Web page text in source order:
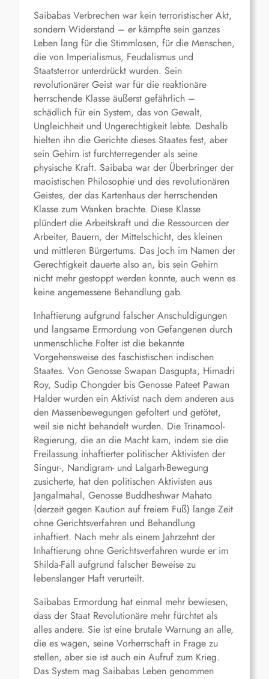
Saibabas Verbrechen war kein terroristischer Akt,
sondern Widerstand – er kämpfte sein ganzes
Leben lang für die Stimmlosen, für die Menschen,
die von Imperialismus, Feudalismus und
Staatsterror unterdrückt wurden. Sein
revolutionärer Geist war für die reaktionäre
herrschende Klasse äußerst gefährlich –
schädlich für ein System, das von Gewalt,
Ungleichheit und Ungerechtigkeit lebte. Deshalb
hielten ihn die Gerichte dieses Staates fest, aber
sein Gehirn ist furchterregender als seine
physische Kraft. Saibaba war der Überbringer der
maoistischen Philosophie und des revolutionären
Geistes, der das Kartenhaus der herrschenden
Klasse zum Wanken brachte. Diese Klasse
plündert die Arbeitskraft und die Ressourcen der
Arbeiter, Bauern, der Mittelschicht, des kleinen
und mittleren Bürgertums. Das Joch im Namen der
Gerechtigkeit dauerte also an, bis sein Gehirn
nicht mehr gestoppt werden konnte, auch wenn es
keine angemessene Behandlung gab.
Inhaftierung aufgrund falscher Anschuldigungen
und langsame Ermordung von Gefangenen durch
unmenschliche Folter ist die bekannte
Vorgehensweise des faschistischen indischen
Staates. Von Genosse Swapan Dasgupta, Himadri
Roy, Sudip Chongder bis Genosse Pateet Pawan
Halder wurden ein Aktivist nach dem anderen aus
den Massenbewegungen gefoltert und getötet,
weil sie nicht behandelt wurden. Die Trinamool-
Regierung, die an die Macht kam, indem sie die
Freilassung inhaftierter politischer Aktivisten der
Singur-, Nandigram- und Lalgarh-Bewegung
zusicherte, hat den politischen Aktivisten aus
Jangalmahal, Genosse Buddheshwar Mahato
(derzeit gegen Kaution auf freiem Fuß) lange Zeit
ohne Gerichtsverfahren und Behandlung
inhaftiert. Nach mehr als einem Jahrzehnt der
Inhaftierung ohne Gerichtsverfahren wurde er im
Shilda-Fall aufgrund falscher Beweise zu
lebenslanger Haft verurteilt.
Saibabas Ermordung hat einmal mehr bewiesen,
dass der Staat Revolutionäre mehr fürchtet als
alles andere. Sie ist eine brutale Warnung an alle,
die es wagen, seine Vorherrschaft in Frage zu
stellen, aber sie ist auch ein Aufruf zum Krieg.
Das System mag Saibabas Leben genommen